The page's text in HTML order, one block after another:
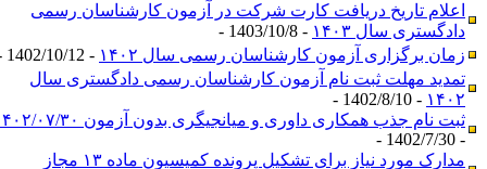
اعلام تاریخ دریافت کارت شرکت در آزمون کارشناسان رسمی
دادگستری سال ۱۴۰۳
- 1403/10/8 -
زمان برگزاری آزمون کارشناسان رسمی سال ۱۴۰۲
- 1402/10/12 -
تمدید مهلت ثبت نام آزمون کارشناسان رسمی دادگستری سال
۱۴۰۲- 1402/8/10 -
ثبت نام جذب همکاری داوری و میانجیگری بدون آزمون ۱۴۰۲/۰۷/۳۰
- 1402/7/30 -
مدارک مورد نیاز برای تشکیل پرونده کمیسیون ماده ۱۳ مجاز